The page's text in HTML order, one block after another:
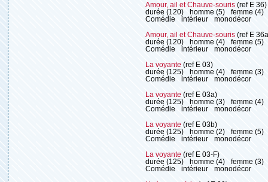
Amour, ail et Chauve-souris (ref E 36)
durée (120)
homme (5)
femme (4)
Comédie
intérieur monodécor
Amour, ail et Chauve-souris (ref E
durée (120)
homme (4)
femme (5)
Comédie
intérieur monodécor
La voyante (ref E 03)
durée (125)
homme (4)
femme (3)
Comédie
intérieur monodécor
La voyante (ref E 03a)
durée (125)
homme (3)
femme (4)
Comédie
intérieur monodécor
La voyante (ref E 03b)
durée (125)
homme (2)
femme (5)
Comédie
intérieur monodécor
La voyante (ref E 03-F)
durée (125)
homme (4)
femme (3)
Comédie
intérieur monodécor